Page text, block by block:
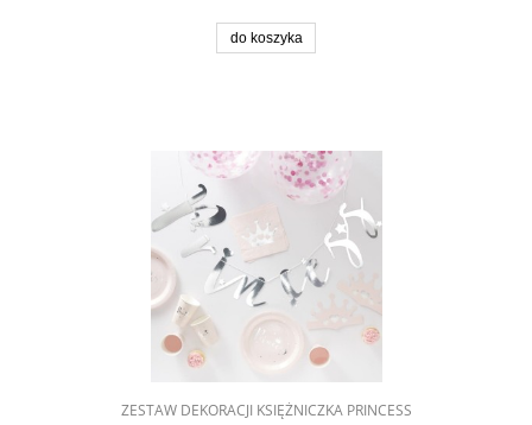
do koszyka
ZESTAW DEKORACJI KSIĘŻNICZKA PRINCESS